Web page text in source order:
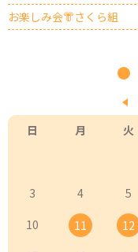
お楽しみ会👘さくら組
日
月 火
3
4 5
10
11 12